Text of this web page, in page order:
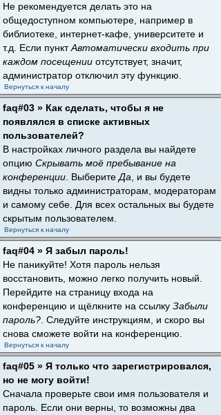
Не рекомендуется делать это на
общедоступном компьютере, например в
библиотеке, интернет-кафе, университете и
т.д. Если пунктАвтоматически входить при
каждом посещении отсутствует, значит,
администратор отключил эту функцию.
Вернуться к началу
faq#03 » Как сделать, чтобы я не
появлялся в списке активных
пользователей?
В настройках личного раздела вы найдете
опцию Скрывать моё пребывание на
конференции . Выберите Да , и вы будете
видны только администраторам, модераторам
и самому себе. Для всех остальных вы будете
скрытым пользователем.
Вернуться к началу
faq#04 » Я забыл пароль!
Не паникуйте! Хотя пароль нельзя
восстановить, можно легко получить новый.
Перейдите на страницу входа на
конференцию и щёлкните на ссылку Забыли
пароль? . Следуйте инструкциям, и скоро вы
снова сможете войти на конференцию.
Вернуться к началу
faq#05 » Я только что зарегистрировался,
но не могу войти!
Сначала проверьте свои имя пользователя и
пароль. Если они верны, то возможны два